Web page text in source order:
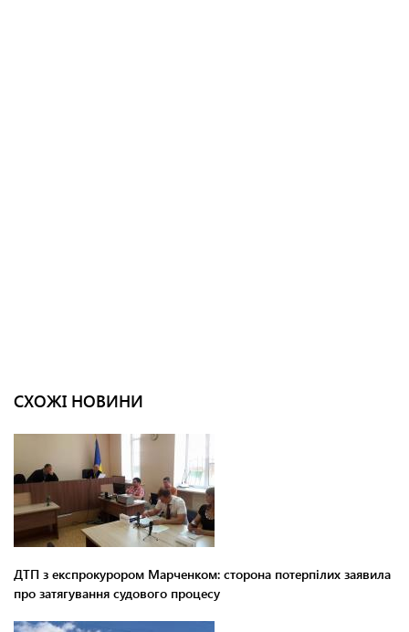
СХОЖІ НОВИНИ
ДТП з експрокурором Марченком: сторона потерпілих заявила
про затягування судового процесу